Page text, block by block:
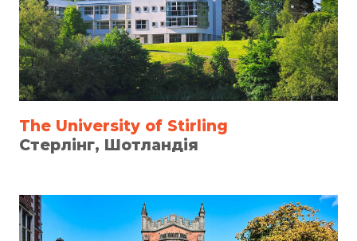
The University of Stirling
Стерлінг, Шотландія